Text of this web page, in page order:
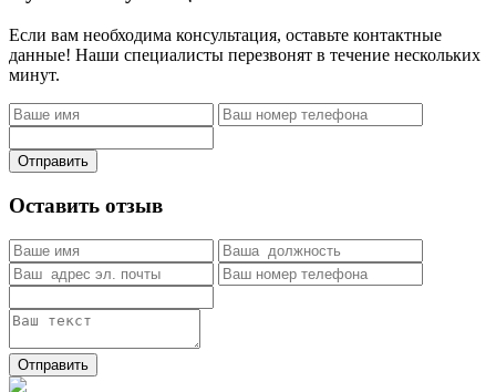
Если вам необходима консультация, оставьте контактные
данные! Наши специалисты перезвонят в течение нескольких
минут.
Отправить
Оставить отзыв
Отправить